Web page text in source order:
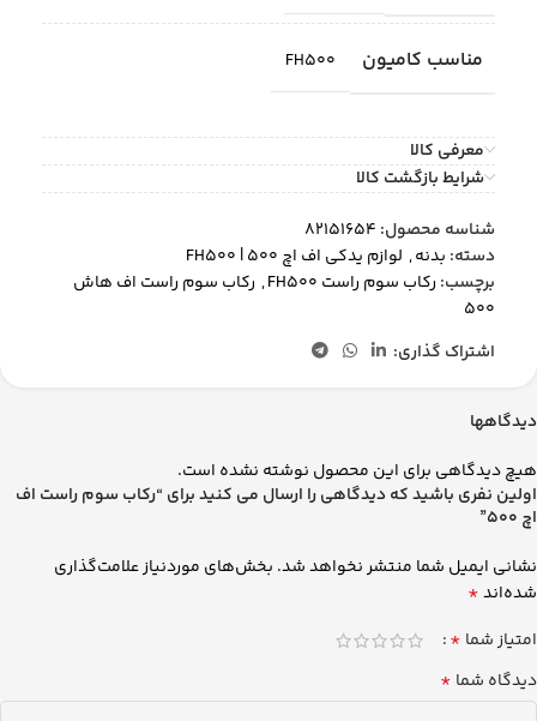
مناسب کامیون FH500
معرفی کالا
شرایط بازگشت کالا
شناسه محصول: 82151654
دسته: بدنه, لوازم یدکی اف اچ 500 | FH500
برچسب: رکاب سوم راست FH500 , رکاب سوم راست اف هاش
500
اشتراک گذاری:
دیدگاهها
هیچ دیدگاهی برای این محصول نوشته نشده است.
اولین نفری باشید که دیدگاهی را ارسال می کنید برای “رکاب سوم راست اف
اچ 500”
نشانی ایمیل شما منتشر نخواهد شد. بخش‌های موردنیاز علامت‌گذاری
شده‌اند*
امتیاز شما *
دیدگاه شما *